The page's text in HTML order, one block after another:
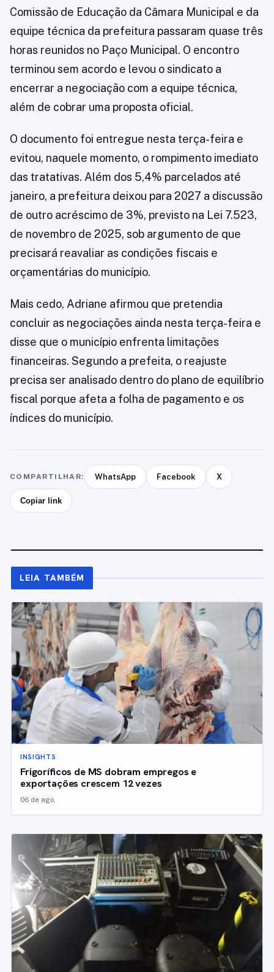
Comissão de Educação da Câmara Municipal e da
equipe técnica da prefeitura passaram quase três
horas reunidos no Paço Municipal. O encontro
terminou sem acordo e levou o sindicato a
encerrar a negociação com a equipe técnica,
além de cobrar uma proposta oficial.
O documento foi entregue nesta terça-feira e
evitou, naquele momento, o rompimento imediato
das tratativas. Além dos 5,4% parcelados até
janeiro, a prefeitura deixou para 2027 a discussão
de outro acréscimo de 3%, previsto na Lei 7.523,
de novembro de 2025, sob argumento de que
precisará reavaliar as condições fiscais e
orçamentárias do município.
Mais cedo, Adriane afirmou que pretendia
concluir as negociações ainda nesta terça-feira e
disse que o município enfrenta limitações
financeiras. Segundo a prefeita, o reajuste
precisa ser analisado dentro do plano de equilíbrio
fiscal porque afeta a folha de pagamento e os
índices do município.
COMPARTILHAR: WhatsApp Facebook X
Copiar link
LEIA TAMBÉM
INSIGHTS
Frigoríficos de MS dobram empregos e
exportações crescem 12 vezes
06 de ago.